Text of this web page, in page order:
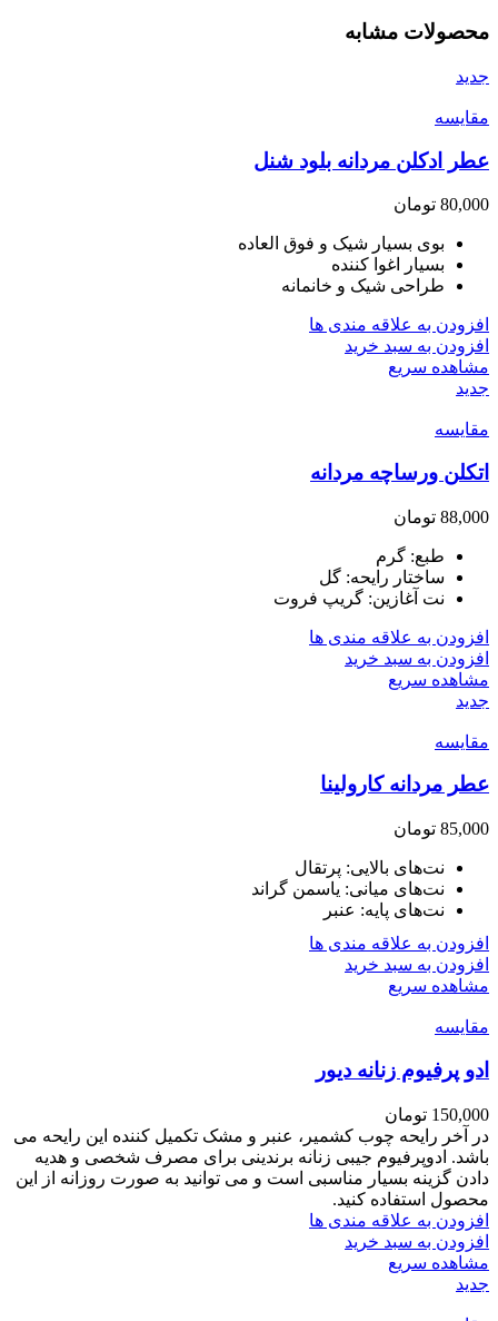
محصولات مشابه
جدید
مقایسه
عطر ادکلن مردانه بلود شنل
80,000 تومان
بوی بسیار شیک و فوق العاده
بسیار اغوا کننده
طراحی شیک و خانمانه
افزودن به علاقه مندی ها
افزودن به سبد خرید
مشاهده سریع
جدید
مقایسه
اتکلن ورساچه مردانه
88,000 تومان
طبع: گرم
ساختار رایحه: گل
نت آغازین: گریپ فروت
افزودن به علاقه مندی ها
افزودن به سبد خرید
مشاهده سریع
جدید
مقایسه
عطر مردانه کارولینا
85,000 تومان
نت‌های بالایی: پرتقال
نت‌های میانی: یاسمن گراند
نت‌های پایه: عنبر
افزودن به علاقه مندی ها
افزودن به سبد خرید
مشاهده سریع
مقایسه
ادو پرفیوم زنانه دیور
150,000 تومان
در آخر رایحه چوب کشمیر، عنبر و مشک تکمیل کننده این رایحه می
باشد. ادوپرفیوم جیبی زنانه برندینی برای مصرف شخصی و هدیه
دادن گزینه بسیار مناسبی است و می توانید به صورت روزانه از این
محصول استفاده کنید.
افزودن به علاقه مندی ها
افزودن به سبد خرید
مشاهده سریع
جدید